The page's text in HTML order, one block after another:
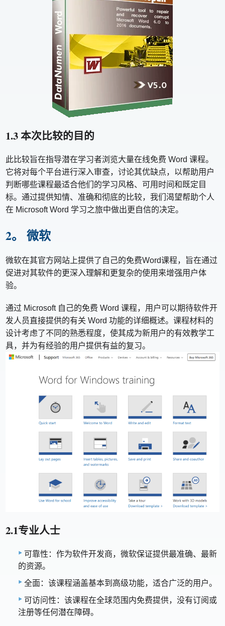
1.3 本次比较的目的
此比较旨在指导潜在学习者浏览大量在线免费 Word 课程。
它将对每个平台进行深入审查，讨论其优缺点，以帮助用户
判断哪些课程最适合他们的学习风格、可用时间和既定目
标。通过提供知情、准确和彻底的比较，我们渴望帮助个人
在 Microsoft Word 学习之旅中做出更自信的决定。
2。 微软
微软在其官方网站上提供了自己的免费Word课程，旨在通过
促进对其软件的更深入理解和更复杂的使用来增强用户体
验。
通过 Microsoft 自己的免费 Word 课程，用户可以期待软件开
发人员直接提供的有关 Word 功能的详细概述。课程材料的
设计考虑了不同的熟悉程度，使其成为新用户的有效教学工
具，并为有经验的用户提供有益的复习。
2.1专业人士
可靠性：作为软件开发商，微软保证提供最准确、最新
的资源。
全面：该课程涵盖基本到高级功能，适合广泛的用户。
可访问性：该课程在全球范围内免费提供，没有订阅或
注册等任何潜在障碍。